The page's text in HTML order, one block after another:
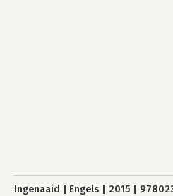
Ingenaaid Engels 2015